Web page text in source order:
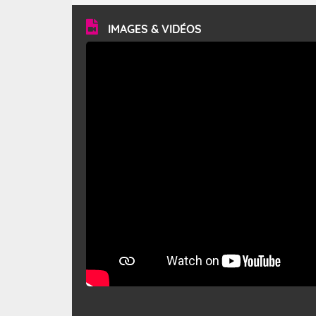
vitesse moyenne de 50 km/h et atteindre 80 à 100 km/h
en rafales, parfois davantage. Il parcourt la basse vallée
du Rhône et la Provence et envahit le littoral
méditerranéen à partir de la Camargue.
IMAGES & VIDÉOS